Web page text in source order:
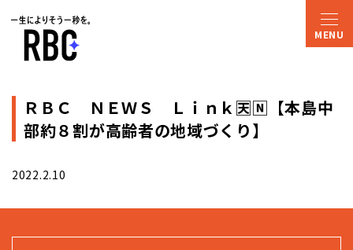
ＲＢＣ ＮＥＷＳ Ｌｉｎｋ🈗🄽【本島中
部約８割が高齢者の地域づくり】
2022.2.10